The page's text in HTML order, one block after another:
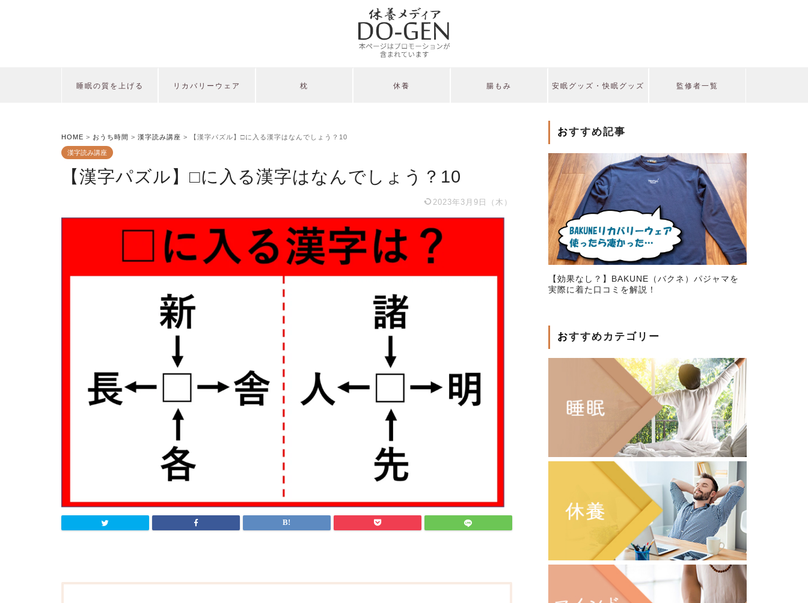
睡眠の質を上げる リカバリーウェア 枕 休養 腸もみ 安眠グッズ・快眠グッズ 監修者一覧
HOME > おうち時間 > 漢字読み講座 > 【漢字パズル】□に入る漢字はなんでしょう？10
漢字読み講座
【漢字パズル】□に入る漢字はなんでしょう？10
2023年3月9日（木）
おすすめ記事
【効果なし？】BAKUNE（バクネ）パジャマを
実際に着た口コミを解説！
おすすめカテゴリー